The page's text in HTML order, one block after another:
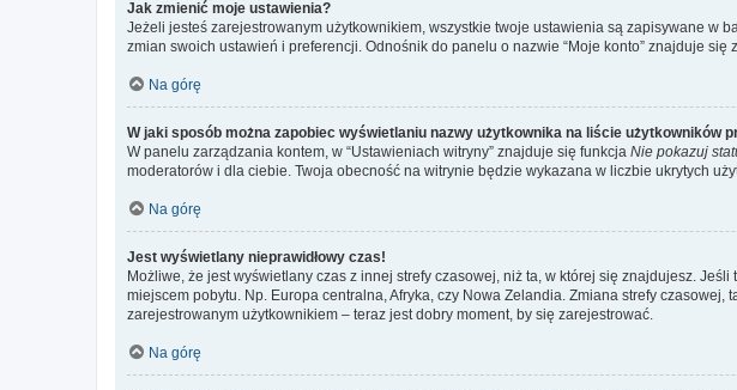
Jak zmienić moje ustawienia?
Jeżeli jesteś zarejestrowanym użytkownikiem, wszystkie twoje ustawienia są zapisywane w
zmian swoich ustawień i preferencji. Odnośnik do panelu o nazwie “Moje konto” znajduje się
Na górę
W jaki sposób można zapobiec wyświetlaniu nazwy użytkownika na liście użytkowników
W panelu zarządzania kontem, w “Ustawieniach witryny” znajduje się funkcja Nie pokazuj
moderatorów i dla ciebie. Twoja obecność na witrynie będzie wykazana w liczbie ukrytych
Na górę
Jest wyświetlany nieprawidłowy czas!
Możliwe, że jest wyświetlany czas z innej strefy czasowej, niż ta, w której się znajdujesz.
miejscem pobytu. Np. Europa centralna, Afryka, czy Nowa Zelandia. Zmiana strefy
zarejestrowanym użytkownikiem – teraz jest dobry moment, by się zarejestrować.
Na górę